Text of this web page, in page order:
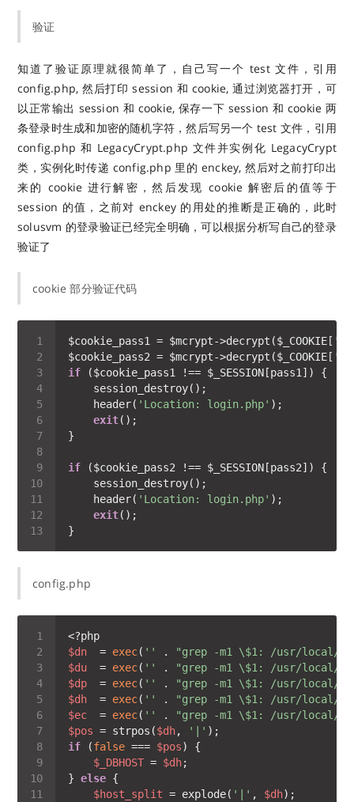
验证
知道了验证原理就很简单了，自己写一个 test 文件，引用
config.php, 然后打印 session 和 cookie, 通过浏览器打开，可
以正常输出 session 和 cookie, 保存一下 session 和 cookie 两
条登录时生成和加密的随机字符，然后写另一个 test 文件，引用
config.php 和 LegacyCrypt.php 文件并实例化 LegacyCrypt
类，实例化时传递 config.php 里的 enckey, 然后对之前打印出
来的 cookie 进行解密，然后发现 cookie 解密后的值等于
session 的值，之前对 enckey 的用处的推断是正确的，此时
solusvm 的登录验证已经完全明确，可以根据分析写自己的登录
验证了
cookie 部分验证代码
$cookie_pass1 = $mcrypt->decrypt($_COOKIE[
$cookie_pass2 = $mcrypt->decrypt($_COOKIE[
if
    header(
'Location: login.php'
exit
if
    header(
'Location: login.php'
exit
config.php
$dn
  =
exec( '' .
"grep -m1 \$1: /usr/local/
$du
  =
exec( '' .
"grep -m1 \$1: /usr/local/
$dp
  =
exec( '' .
"grep -m1 \$1: /usr/local/
$dh
  =
exec( '' .
"grep -m1 \$1: /usr/local/
$ec
  =
exec( '' .
"grep -m1 \$1: /usr/local/
$pos = strpos($dh, '|'
if (false === $pos
$_DBHOST = $dh
} else
$host_split = explode( '|' , $dh